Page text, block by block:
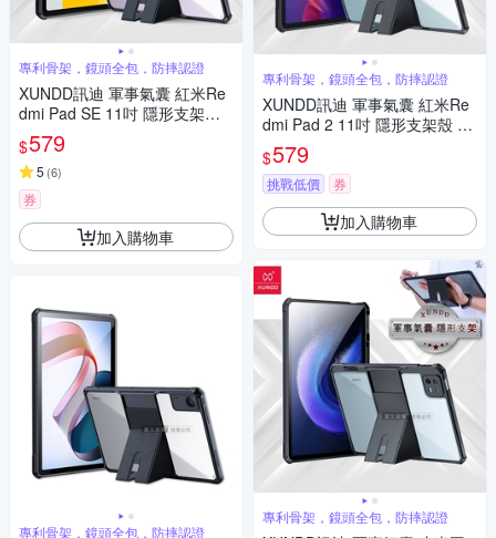
專利骨架，鏡頭全包，防摔認證
XUNDD訊迪 軍事氣囊 紅米Re
dmi Pad SE 11吋 隱形支架殼
平板防摔保護套(極簡黑)
$579
5 (6)
券
加入購物車
專利骨架，鏡頭全包，防摔認證
專利骨架，鏡頭全包，防摔認證
XUNDD訊迪 軍事氣囊 紅米Re
dmi Pad 2 11吋 隱形支架殼 平
板防摔保護套(極簡黑)
$579
挑戰低價 券
加入購物車
專利骨架，鏡頭全包，防摔認證